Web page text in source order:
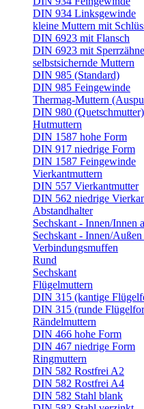
DIN 934 Linksgewinde
kleine Muttern mit
DIN 6923 mit Flansch
DIN 6923 mit
selbstsichernde Muttern
DIN 985 (Standard)
DIN 985 Feingewinde
Thermag-Muttern
DIN 980 (Quetschmutter)
Hutmuttern
DIN 1587 hohe Form
DIN 917 niedrige Form
DIN 1587 Feingewinde
Vierkantmuttern
DIN 557 Vierkantmutter
DIN 562 niedrige
Abstandhalter
Sechskant - Innen/Innen
Sechskant - Innen/
Verbindungsmuffen
Rund
Sechskant
Flügelmuttern
DIN 315 (kantige
DIN 315 (runde
Rändelmuttern
DIN 466 hohe Form
DIN 467 niedrige Form
Ringmuttern
DIN 582 Rostfrei A2
DIN 582 Rostfrei A4
DIN 582 Stahl blank